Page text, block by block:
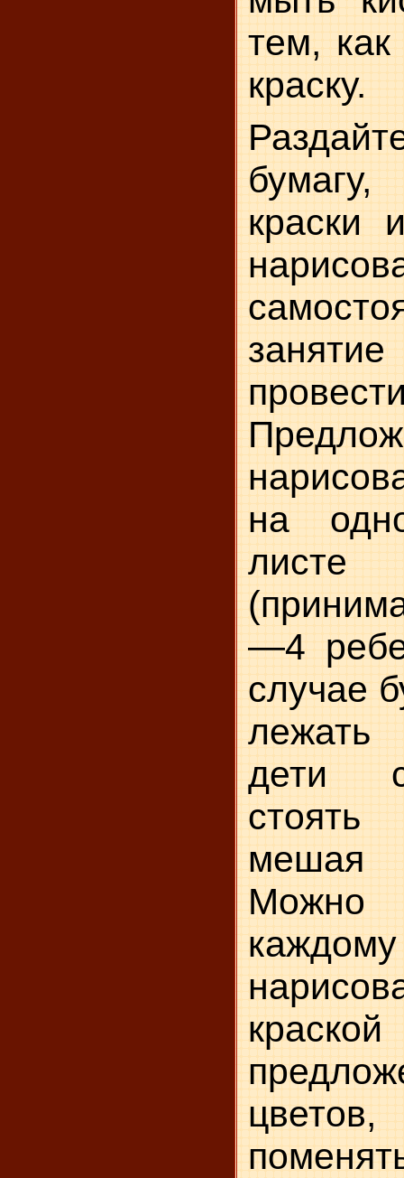
тем, как
краску.
краски
на
—4
случае
дети
мешая
Можно